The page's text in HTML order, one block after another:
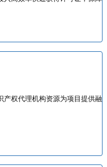
产权代理机构资源为项目提供融